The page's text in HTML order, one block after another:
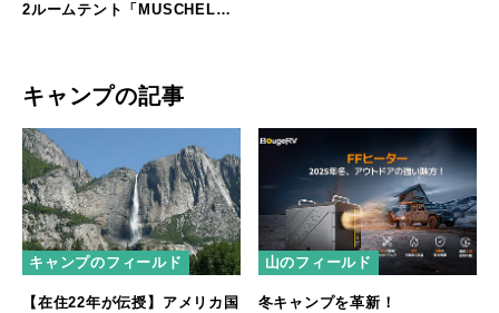
2ルームテント「MUSCHEL」
キャンプの記事
キャンプのフィールド
【在住22年が伝授】アメリカ国
山のフィールド
冬キャンプを革新！